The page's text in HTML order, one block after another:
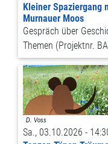
Kleiner Spaziergang
Murnauer Moos
Gespräch über
Themen (Projektnr.
Sa., 03.10.2026 -